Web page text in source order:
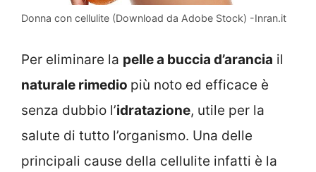
Donna con cellulite (Download da Adobe Stock) -Inran.it
Per eliminare la pelle a buccia d’arancia il
naturale rimedio più noto ed efficace è
senza dubbio l’idratazione, utile per la
salute di tutto l’organismo. Una delle
principali cause della cellulite infatti è la